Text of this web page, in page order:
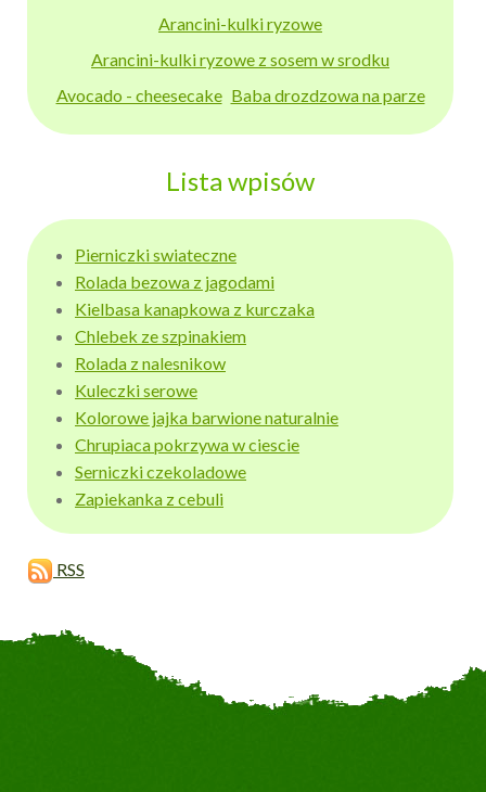
Arancini-kulki ryzowe
Arancini-kulki ryzowe z sosem w srodku
Avocado - cheesecake Baba drozdzowa na parze
Lista wpisów
Pierniczki swiateczne
Rolada bezowa z jagodami
Kielbasa kanapkowa z kurczaka
Chlebek ze szpinakiem
Rolada z nalesnikow
Kuleczki serowe
Kolorowe jajka barwione naturalnie
Chrupiaca pokrzywa w ciescie
Serniczki czekoladowe
Zapiekanka z cebuli
RSS